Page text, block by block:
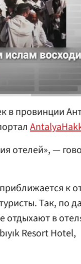
в провинции
отелей», —
к
Так, по
отдыхают в
Resort Hotel,